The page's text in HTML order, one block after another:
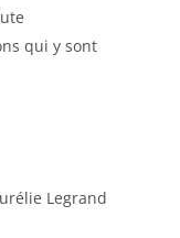
qui y sont
Legrand